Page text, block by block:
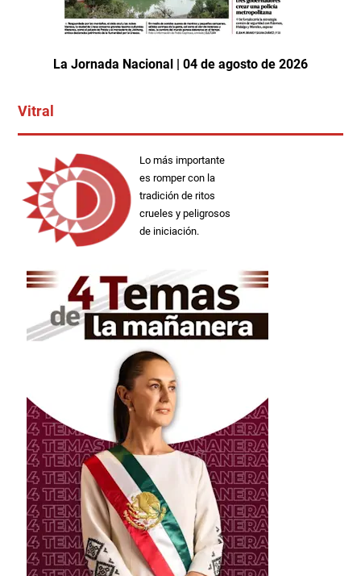
La Jornada Nacional | 04 de agosto de 2026
Vitral
Lo más importante
es romper con la
tradición de ritos
crueles y peligrosos
de iniciación.